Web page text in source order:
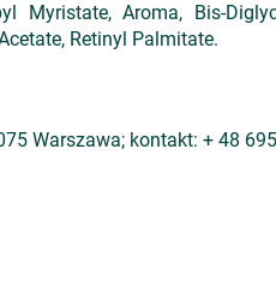
Myristate, Aroma, Bis-
Retinyl Palmitate.
Warszawa; kontakt: + 48